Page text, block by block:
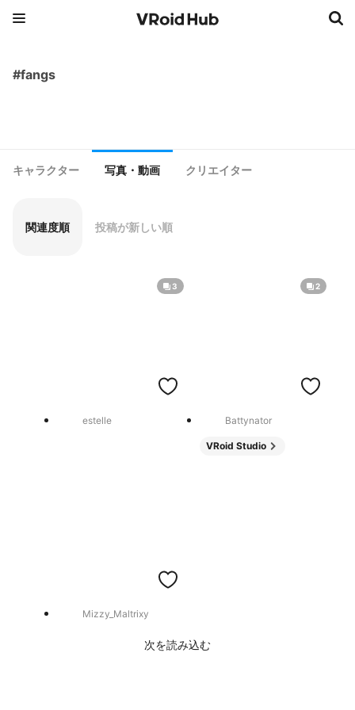
#fangs
キャラクター 写真・動画 クリエイター
関連度順 投稿が新しい順
3
estelle
2
Battynator
VRoid Studio
Mizzy_Maltrixy
次を読み込む